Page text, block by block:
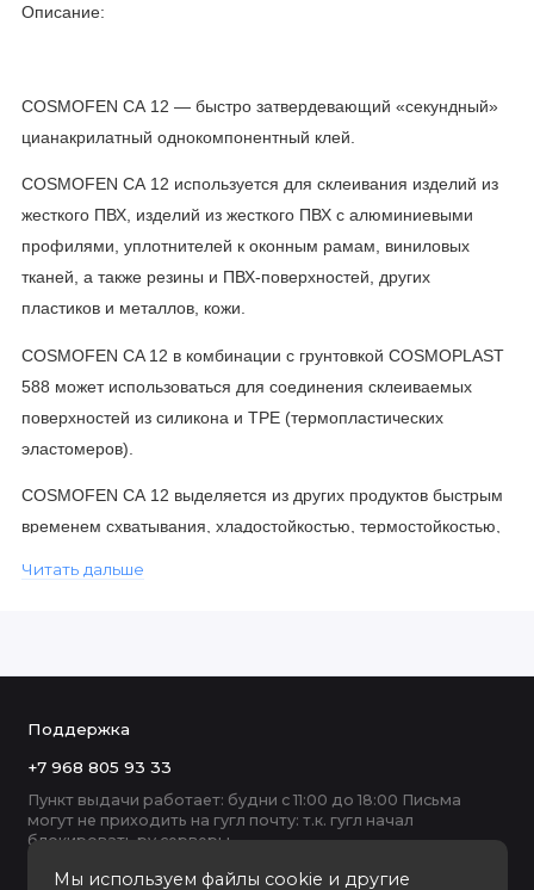
Описание:
COSMOFEN СА 12 — быстро затвердевающий «секундный»
цианакрилатный однокомпонентный клей.
COSMOFEN СА 12 используется для склеивания изделий из
жесткого ПВХ, изделий из жесткого ПВХ с алюминиевыми
профилями, уплотнителей к оконным рамам, виниловых
тканей, а также резины и ПВХ-поверхностей, других
пластиков и металлов, кожи.
COSMOFEN CA 12 в комбинации с грунтовкой COSMOPLAST
588 может использоваться для соединения склеиваемых
поверхностей из силикона и ТРЕ (термопластических
эластомеров).
COSMOFEN СА 12 выделяется из других продуктов быстрым
временем схватывания, хладостойкостью, термостойкостью,
Цвет клеевого шва бесцветный
Вязкость по Брокфилду 20 мПа ∙ с
Читать дальше
Мы используем файлы cookie и другие
Поддержка
+7 968 805 93 33
Пункт выдачи работает: будни с 11:00 до 18:00 Письма
могут не приходить на гугл почту: т.к. гугл начал
блокировать ру серверы